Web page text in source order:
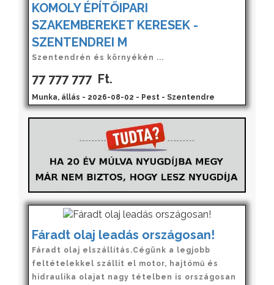
KOMOLY ÉPÍTŐIPARI
SZAKEMBEREKET KERESEK -
SZENTENDREI M
Szentendrén és környékén ...
77 777 777 Ft.
Munka, állás - 2026-08-02 - Pest - Szentendre
Fáradt olaj leadás országosan!
Fáradt olaj elszállítás.Cégünk a legjobb
feltételekkel szállít el motor, hajtómű és
hidraulika olajat nagy tételben is országosan